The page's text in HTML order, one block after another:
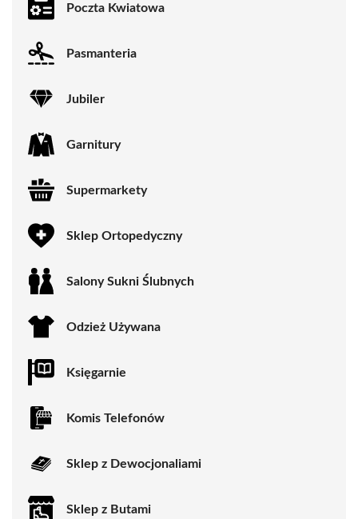
Poczta Kwiatowa
Pasmanteria
Jubiler
Garnitury
Supermarkety
Sklep Ortopedyczny
Salony Sukni Ślubnych
Odzież Używana
Księgarnie
Komis Telefonów
Sklep z Dewocjonaliami
Sklep z Butami